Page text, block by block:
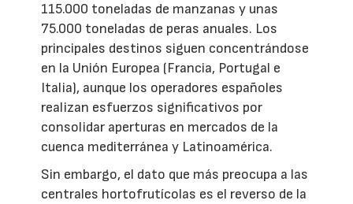
115.000 toneladas de manzanas y unas
75.000 toneladas de peras anuales. Los
principales destinos siguen concentrándose
en la Unión Europea (Francia, Portugal e
Italia), aunque los operadores españoles
realizan esfuerzos significativos por
consolidar aperturas en mercados de la
cuenca mediterránea y Latinoamérica.
Sin embargo, el dato que más preocupa a las
centrales hortofrutícolas es el reverso de la